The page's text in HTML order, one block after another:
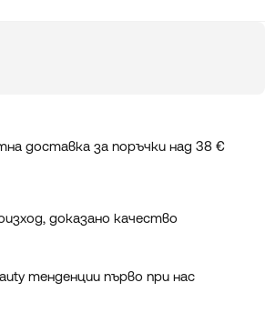
доставка за поръчки над 38 €
доказано качество
тенденции първо при нас